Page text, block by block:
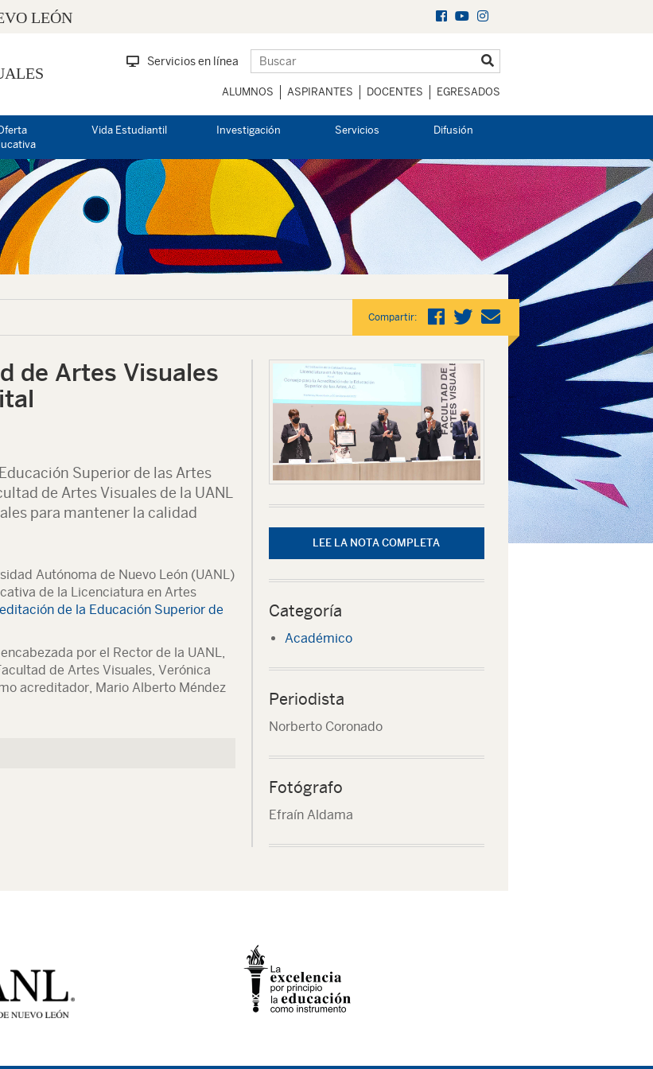
LEÓN
Servicios en línea
ALUMNOS ASPIRANTES DOCENTES EGRESADOS
Vida Estudiantil Investigación Servicios Difusión
Compartir:
de Artes Visuales
Superior de las Artes
de Artes Visuales de la UANL
para mantener la calidad
Autónoma de Nuevo León (UANL)
de la Licenciatura en Artes
de la Educación Superior de
por el Rector de la UANL,
de Artes Visuales, Verónica
acreditador, Mario Alberto Méndez
LEE LA NOTA COMPLETA
Categoría
Académico
Periodista
Norberto Coronado
Fotógrafo
Efraín Aldama